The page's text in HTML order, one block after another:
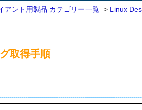
アント用製品 カテゴリー一覧 > Linux
取得手順